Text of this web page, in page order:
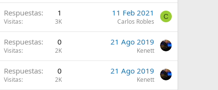
Respuestas 1
Visitas 3K
11 Feb 2021
Carlos Robles
C
Respuestas 0
Visitas 2K
21 Ago 2019
Kenett
Respuestas 0
Visitas 2K
21 Ago 2019
Kenett